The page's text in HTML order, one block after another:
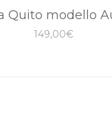
Quito modello
149,00€